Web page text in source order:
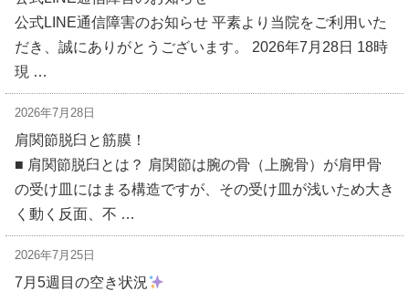
公式LINE通信障害のお知らせ 平素より当院をご利用いた
だき、誠にありがとうございます。 2026年7月28日 18時
現 …
2026年7月28日
肩関節脱臼と筋膜！
■ 肩関節脱臼とは？ 肩関節は腕の骨（上腕骨）が肩甲骨
の受け皿にはまる構造ですが、その受け皿が浅いため大き
く動く反面、不 …
2026年7月25日
7月5週目の空き状況